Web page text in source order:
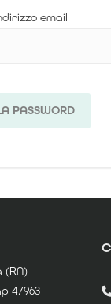
email
PASSWORD
(RN)
47963